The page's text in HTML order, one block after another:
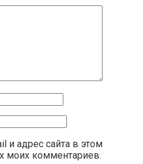
и адрес сайта в этом
моих комментариев.